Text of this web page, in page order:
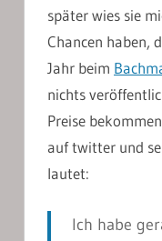
später wies sie
Chancen haben,
Jahr beim
nichts
Preise
auf twitter und
lautet:
Ich habe